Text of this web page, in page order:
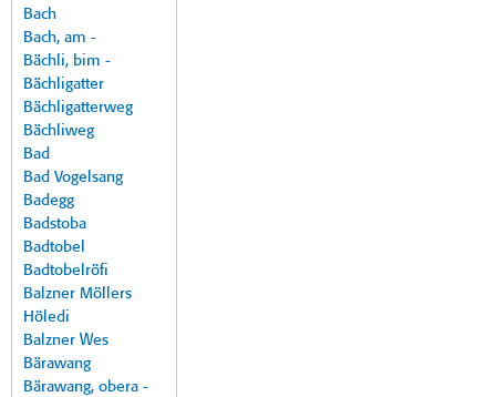
Bach
Bach, am -
Bächli, bim -
Bächligatter
Bächligatterweg
Bächliweg
Bad
Bad Vogelsang
Badegg
Badstoba
Badtobel
Badtobelröfi
Balzner Möllers
Höledi
Balzner Wes
Bärawang
Bärawang, obera -